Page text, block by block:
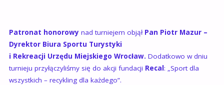
Patronat honorowy nad turniejem objął Pan Piotr Mazur –
Dyrektor Biura Sportu Turystyki
i Rekreacji Urzędu Miejskiego Wrocław. Dodatkowo w dniu
turnieju przyłączyliśmy się do akcji fundacji Recal: „Sport dla
wszystkich – recykling dla każdego”.